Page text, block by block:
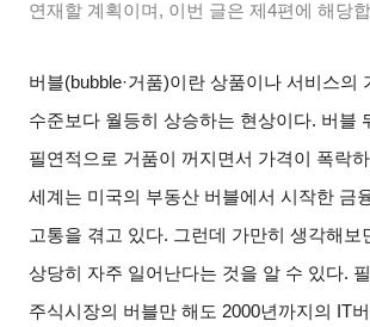
연재할 계획이며 , 이번 글은 제4편에 해당
버블(bubble·거품)이란 상품이나 서비스의
수준보다 월등히 상승하는 현상이다. 버블
필연적으로 거품이 꺼지면서 가격이 폭락
세계는 미국의 부동산 버블에서 시작한 금
고통을 겪고 있다. 그런데 가만히 생각해보
상당히 자주 일어난다는 것을 알 수 있다.
주식시장의 버블만 해도 2000년까지의 IT